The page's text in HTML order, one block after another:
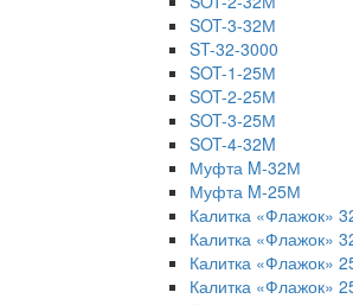
SOT-3-32М
ST-32-3000
SOT-1-25М
SOT-2-25М
SOT-3-25М
SOT-4-32M
Муфта M-32М
Муфта M-25М
Калитка «Флажок»
Калитка «Флажок»
Калитка «Флажок»
Калитка «Флажок»